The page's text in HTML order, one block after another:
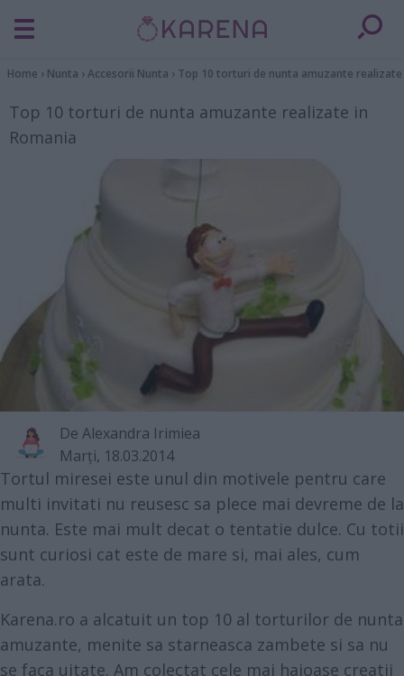
Home › Nunta ›Accesorii Nunta › Top 10 torturi de nunta amuzante realizate
Top 10 torturi de nunta amuzante realizate in
Romania
De Alexandra Irimiea
Marţi, 18.03.2014
Tortul miresei este unul din motivele pentru care
multi invitati nu reusesc sa plece mai devreme de la
nunta. Este mai mult decat o tentatie dulce. Cu totii
sunt curiosi cat este de mare si, mai ales, cum
arata.
Karena.ro a alcatuit un top 10 al torturilor de nunta
amuzante, menite sa starneasca zambete si sa nu
se faca uitate. Am colectat cele mai haioase creatii